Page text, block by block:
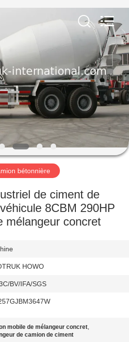
bétonnière
de ciment de
8CBM 290HP
mélangeur concret
HOWO
BV/IFA/SGS
mobile de mélangeur concret,
de camion de ciment